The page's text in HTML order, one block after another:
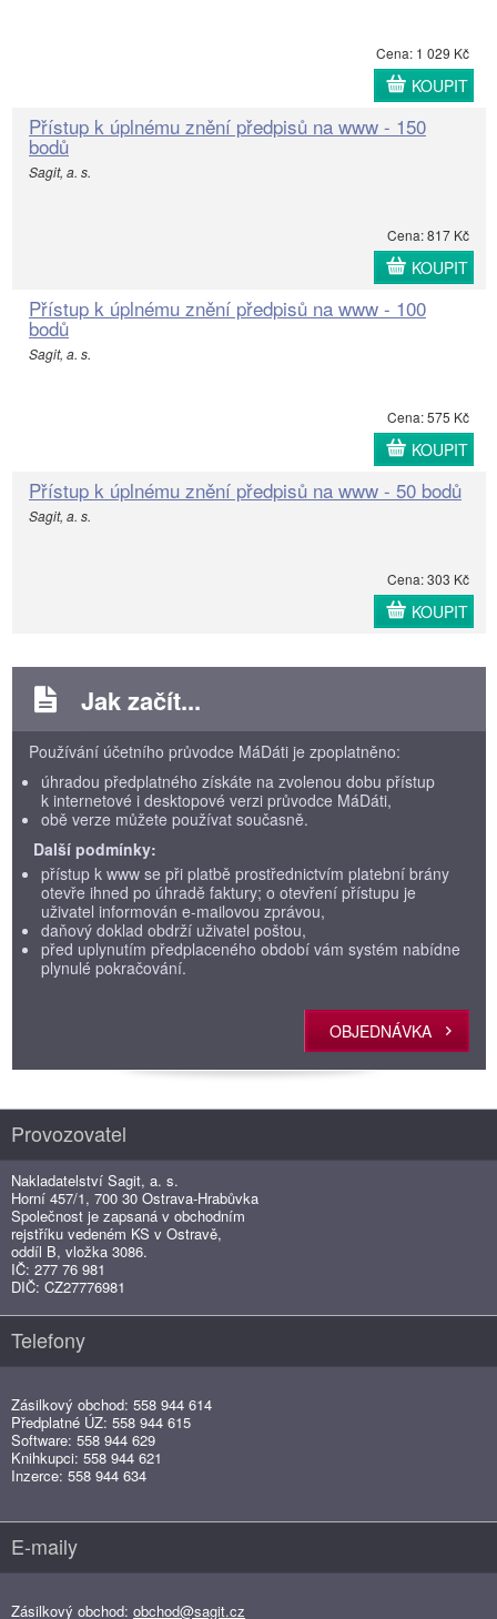
Cena: 1 029 Kč
KOUPIT
Přístup k úplnému znění předpisů na www - 150
bodů
Sagit, a. s.
Cena: 817 Kč
KOUPIT
Přístup k úplnému znění předpisů na www - 100
bodů
Sagit, a. s.
Cena: 575 Kč
KOUPIT
Přístup k úplnému znění předpisů na www - 50 bodů
Sagit, a. s.
Cena: 303 Kč
KOUPIT
Jak začít...
Používání účetního průvodce MáDáti je zpoplatněno:
úhradou předplatného získáte na zvolenou dobu přístup
k internetové i desktopové verzi průvodce MáDáti,
obě verze můžete používat současně.
Další podmínky:
přístup k www se při platbě prostřednictvím platební brány
otevře ihned po úhradě faktury; o otevření přístupu je
uživatel informován e-mailovou zprávou,
daňový doklad obdrží uživatel poštou,
před uplynutím předplaceného období vám systém nabídne
plynulé pokračování.
OBJEDNÁVKA
Provozovatel
Nakladatelství Sagit, a. s.
Horní 457/1, 700 30 Ostrava-Hrabůvka
Společnost je zapsaná v obchodním
rejstříku vedeném KS v Ostravě,
oddíl B, vložka 3086.
IČ: 277 76 981
DIČ: CZ27776981
Telefony
Zásilkový obchod: 558 944 614
Předplatné ÚZ: 558 944 615
Software: 558 944 629
Knihkupci: 558 944 621
Inzerce: 558 944 634
E-maily
Zásilkový obchod: obchod@sagit.cz